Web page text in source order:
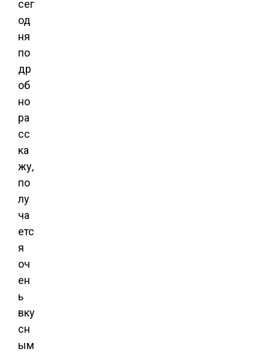
сег
од
ня
по
др
об
но
ра
сс
ка
жу,
по
лу
ча
етс
я
оч
ен
ь
вку
сн
ым